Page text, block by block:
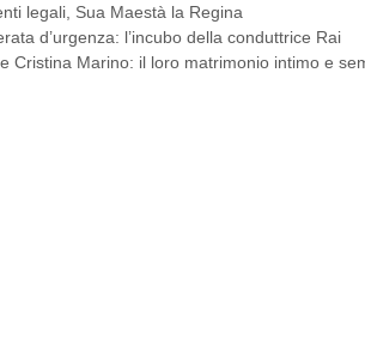
legali Sua Maestà la Regina
d’urgenza: l’incubo della conduttrice Rai
Cristina Marino: il loro matrimonio intimo e